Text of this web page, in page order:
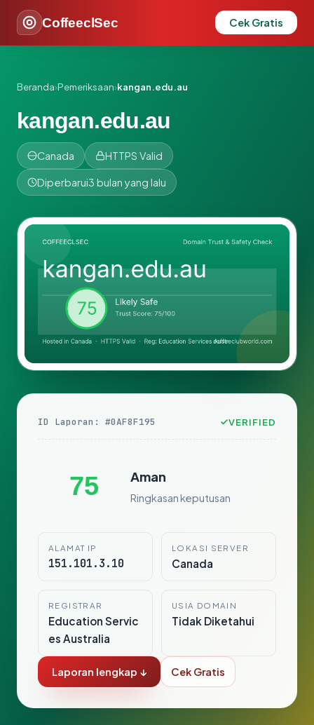
CoffeeclSec Cek Gratis
Beranda›Pemeriksaan›kangan.edu.au
kangan.edu.au
Canada HTTPS Valid
Diperbarui3 bulan yang lalu
ID Laporan: #0AF8F195 VERIFIED
75 Aman
Ringkasan keputusan
ALAMAT IP
151.101.3.10
LOKASI SERVER
Canada
REGISTRAR
Education Servic
es Australia
USIA DOMAIN
Tidak Diketahui
Laporan lengkap ↓ Cek Gratis